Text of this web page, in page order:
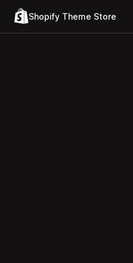
Shopify Theme Store